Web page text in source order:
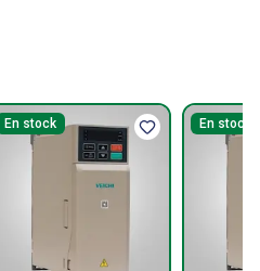
En stock En stock